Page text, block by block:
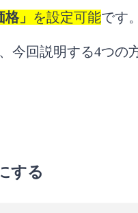
格」 を設定可能です
今回説明する4つの
する